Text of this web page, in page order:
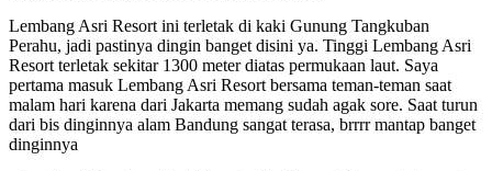
Lembang Asri Resort ini terletak di kaki Gunung Tangkuban
Perahu, jadi pastinya dingin banget disini ya. Tinggi Lembang Asri
Resort terletak sekitar 1300 meter diatas permukaan laut. Saya
pertama masuk Lembang Asri Resort bersama teman-teman saat
malam hari karena dari Jakarta memang sudah agak sore. Saat turun
dari bis dinginnya alam Bandung sangat terasa, brrrr mantap banget
dinginnya